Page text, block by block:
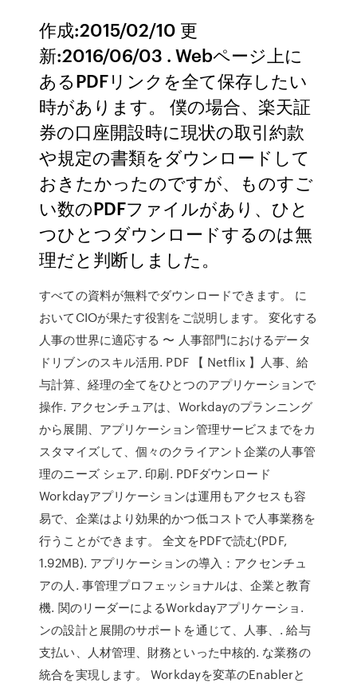
作成:2015/02/10 更
新:2016/06/03 . Webページ上に
あるPDFリンクを全て保存したい
時があります。 僕の場合、楽天証
券の口座開設時に現状の取引約款
や規定の書類をダウンロードして
おきたかったのですが、ものすご
い数のPDFファイルがあり、ひと
つひとつダウンロードするのは無
理だと判断しました。
すべての資料が無料でダウンロードできます。 に
おいてCIOが果たす役割をご説明します。 変化する
人事の世界に適応する 〜 人事部門におけるデータ
ドリブンのスキル活用. PDF 【 Netflix 】人事、給
与計算、経理の全てをひとつのアプリケーションで
操作. アクセンチュアは、Workdayのプランニング
から展開、アプリケーション管理サービスまでをカ
スタマイズして、個々のクライアント企業の人事管
理のニーズ シェア. 印刷. PDFダウンロード
Workdayアプリケーションは運用もアクセスも容
易で、企業はより効果的かつ低コストで人事業務を
行うことができます。 全文をPDFで読む(PDF,
1.92MB). アプリケーションの導入：アクセンチュ
アの人. 事管理プロフェッショナルは、企業と教育
機. 関のリーダーによるWorkdayアプリケーショ.
ンの設計と展開のサポートを通じて、人事、. 給与
支払い、人材管理、財務といった中核的. な業務の
統合を実現します。 Workdayを変革のEnablerと